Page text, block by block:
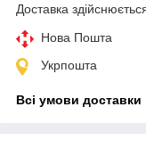
Доставка
Нова Пошта
Укрпошта
Всі умови доставки